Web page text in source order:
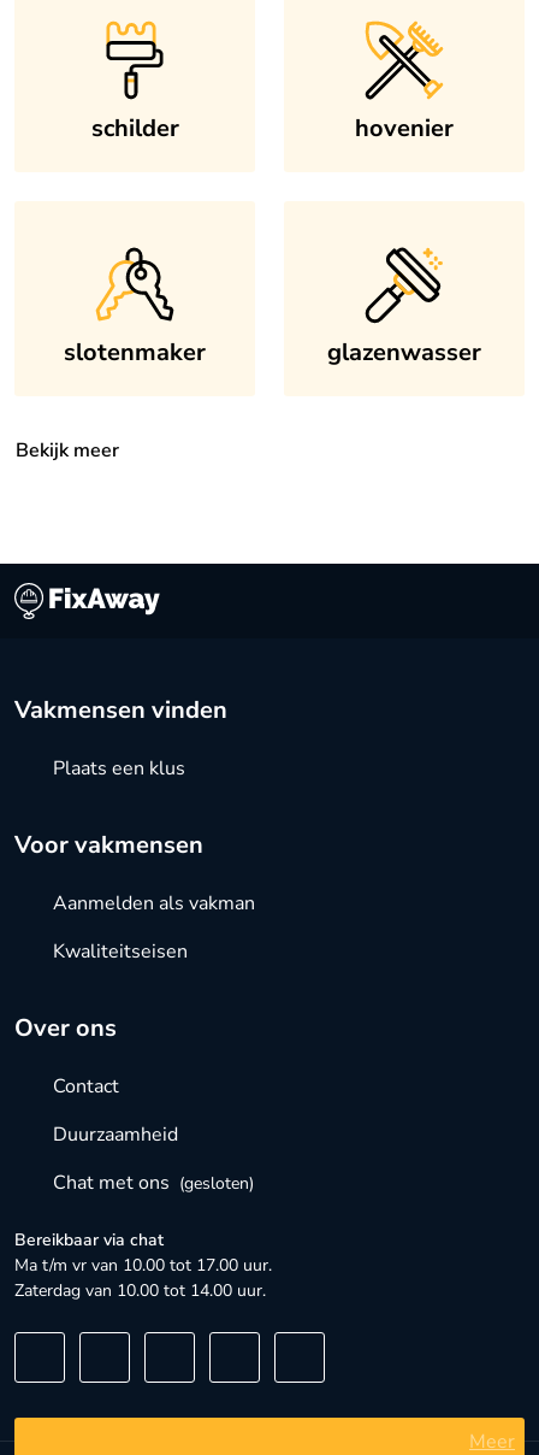
schilder hovenier
slotenmaker glazenwasser
Bekijk meer
Over ons
Contact
Duurzaamheid
Chat met ons (gesloten)
Bereikbaar via chat
Ma t/m vr van 10.00 tot 17.00 uur.
Zaterdag van 10.00 tot 14.00 uur.
Vakmensen vinden
Plaats een klus
Voor vakmensen
Aanmelden als vakman
Kwaliteitseisen
Meer